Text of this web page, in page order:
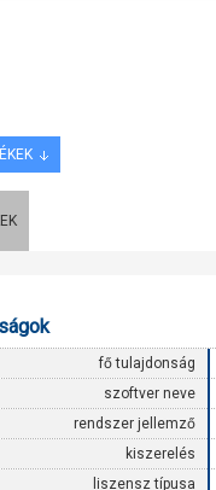
fő tulajdonság
szoftver neve
rendszer jellemző
kiszerelés
liszensz típusa